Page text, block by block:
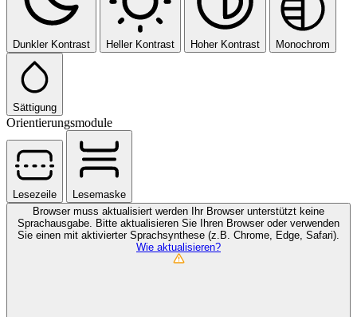
Dunkler Kontrast Heller Kontrast Hoher Kontrast Monochrom
Sättigung
Orientierungsmodule
Lesezeile
Lesemaske
Browser muss aktualisiert werden
Ihr Browser unterstützt keine
Sprachausgabe. Bitte aktualisieren Sie Ihren Browser oder verwenden
Sie einen mit aktivierter Sprachsynthese (z.B. Chrome, Edge, Safari).
Wie aktualisieren?